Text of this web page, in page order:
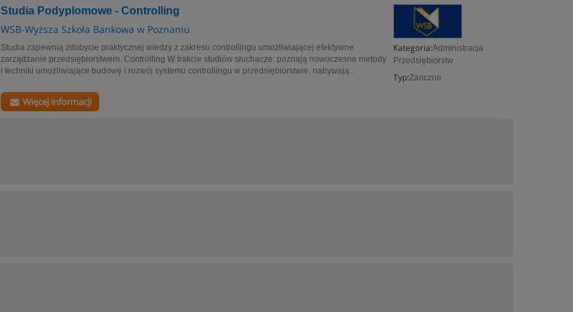
Studia Podyplomowe - Controlling
WSB-Wyższa Szkoła Bankowa w Poznaniu
Kategoria:Administracja
Przedsiębiorstw
Typ:Zaoczne
Studia zapewnią zdobycie praktycznej wiedzy z zakresu controllingu umożliwiającej efektywne
zarządzanie przedsiębiorstwem. Controlling W trakcie studiów słuchacze: poznają nowoczesne metody
i techniki umożliwiające budowę i rozwój systemu controllingu w przedsiębiorstwie, nabywają...
Więcej informacji